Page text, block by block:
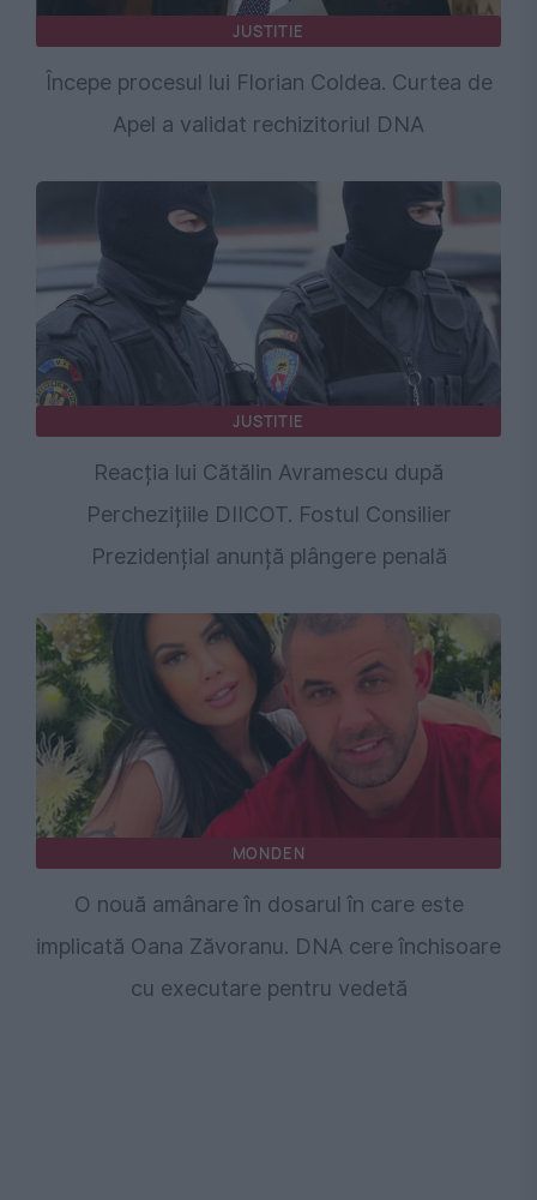
JUSTITIE
Începe procesul lui Florian Coldea. Curtea de
Apel a validat rechizitoriul DNA
JUSTITIE
Reacția lui Cătălin Avramescu după
Perchezițiile DIICOT. Fostul Consilier
Prezidențial anunță plângere penală
MONDEN
O nouă amânare în dosarul în care este
implicată Oana Zăvoranu. DNA cere închisoare
cu executare pentru vedetă